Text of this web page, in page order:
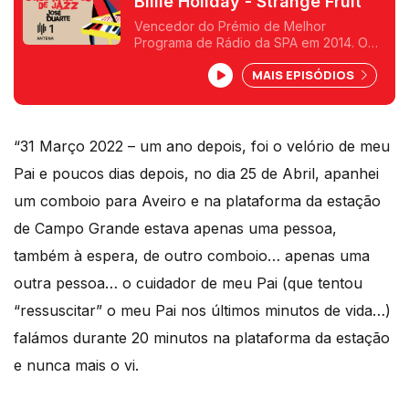
Vencedor do Prémio de Melhor
Programa de Rádio da SPA em 2014. O
portuguesa em exibição, 50 anos feitos
em 2016. José Duarte divulga
diariamente o jazz de todos os estilos e
swing, do bebop ao hard bop e ao free
MAIS EPISÓDIOS
“31 Março 2022 – um ano depois, foi o velório de meu
Pai e poucos dias depois, no dia 25 de Abril, apanhei
um comboio para Aveiro e na plataforma da estação
de Campo Grande estava apenas uma pessoa,
também à espera, de outro comboio… apenas uma
outra pessoa… o cuidador de meu Pai (que tentou
“ressuscitar” o meu Pai nos últimos minutos de vida…)
falámos durante 20 minutos na plataforma da estação
e nunca mais o vi.